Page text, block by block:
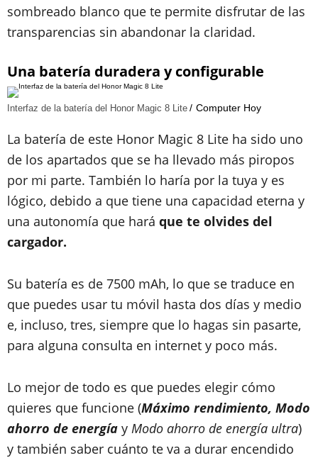
sombreado blanco que te permite disfrutar de las
transparencias sin abandonar la claridad.
Una batería duradera y configurable
Interfaz de la batería del Honor Magic 8 Lite Computer Hoy
La batería de este Honor Magic 8 Lite ha sido uno
de los apartados que se ha llevado más piropos
por mi parte. También lo haría por la tuya y es
lógico, debido a que tiene una capacidad eterna y
una autonomía que hará que te olvides del
cargador.
Su batería es de 7500 mAh, lo que se traduce en
que puedes usar tu móvil hasta dos días y medio
e, incluso, tres, siempre que lo hagas sin pasarte,
para alguna consulta en internet y poco más.
Lo mejor de todo es que puedes elegir cómo
quieres que funcione (Máximo rendimiento, Modo
ahorro de energía y Modo ahorro de energía ultra)
y también saber cuánto te va a durar encendido